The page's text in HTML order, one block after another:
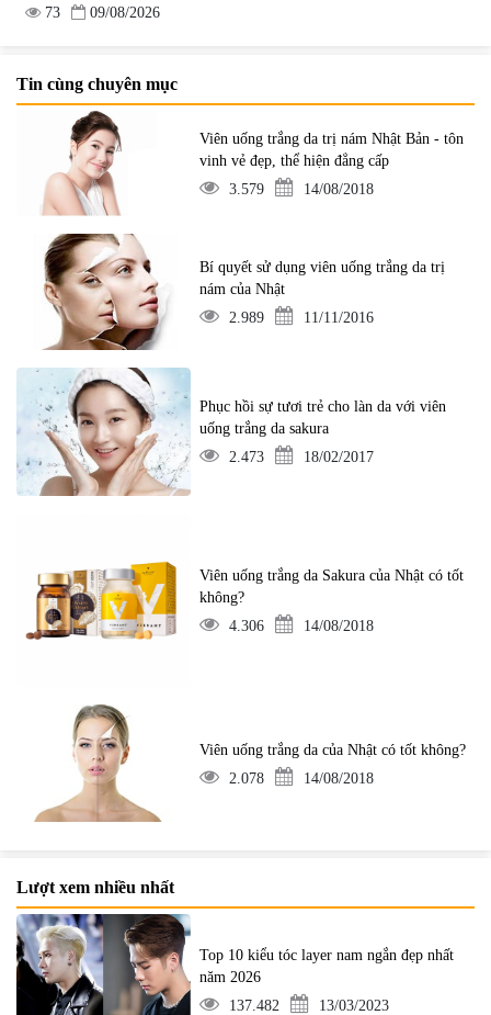
73
09/08/2026
Tin cùng chuyên mục
Viên uống trắng da trị nám Nhật Bản - tôn
vinh vẻ đẹp, thể hiện đẳng cấp
3.579
14/08/2018
Bí quyết sử dụng viên uống trắng da trị
nám của Nhật
2.989
11/11/2016
Phục hồi sự tươi trẻ cho làn da với viên
uống trắng da sakura
2.473
18/02/2017
Viên uống trắng da Sakura của Nhật có tốt
không?
4.306
14/08/2018
Viên uống trắng da của Nhật có tốt không?
2.078
14/08/2018
Lượt xem nhiều nhất
Top 10 kiểu tóc layer nam ngắn đẹp nhất
năm 2026
137.482
13/03/2023